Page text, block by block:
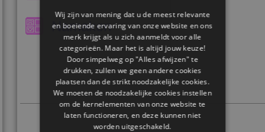
Namaken
Wij zijn van mening dat u de meest relevante
en boeiende ervaring van onze website en ons
merk krijgt als u zich aanmeldt voor alle
categorieën. Maar het is altijd jouw keuze!
Door simpelweg op "Alles afwijzen" te
drukken, zullen we geen andere cookies
plaatsen dan de strikt noodzakelijke cookies.
We moeten de noodzakelijke cookies instellen
om de kernelementen van onze website te
laten functioneren, en deze kunnen niet
worden uitgeschakeld.